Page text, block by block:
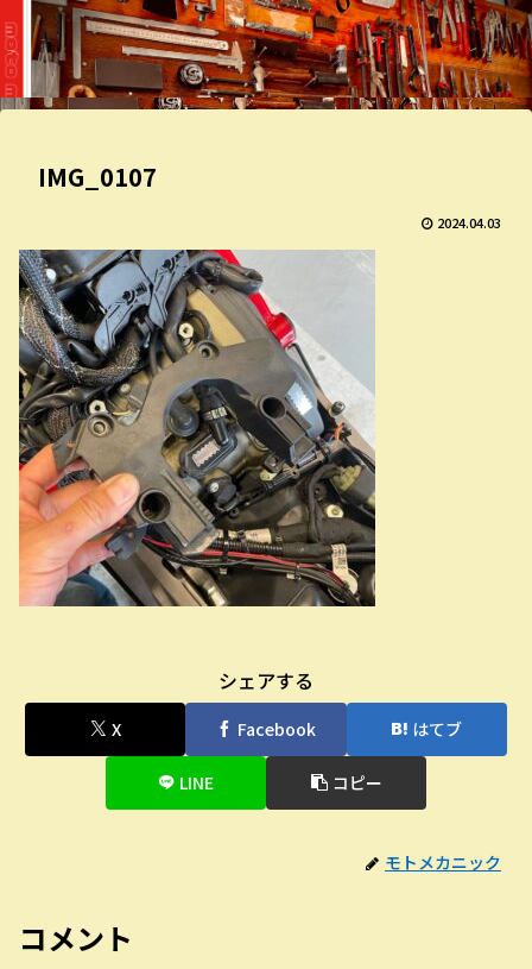
IMG_0107
2024.04.03
シェアする
X Facebook はてブ
LINE コピー
モトメカニック
コメント